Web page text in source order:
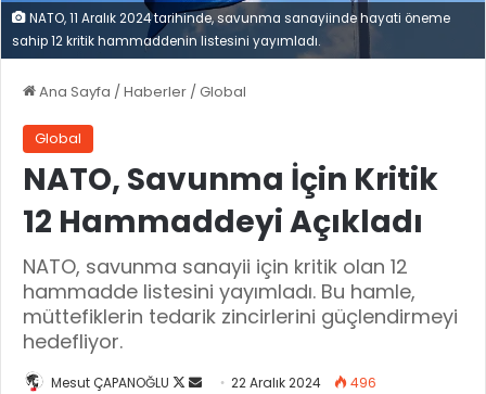
NATO, 11 Aralık 2024 tarihinde, savunma sanayiinde hayati öneme
sahip 12 kritik hammaddenin listesini yayımladı.
Ana Sayfa / Haberler / Global
Global
NATO, Savunma İçin Kritik
12 Hammaddeyi Açıkladı
NATO, savunma sanayii için kritik olan 12
hammadde listesini yayımladı. Bu hamle,
müttefiklerin tedarik zincirlerini güçlendirmeyi
hedefliyor.
Mesut ÇAPANOĞLU
X
22 Aralık 2024
496